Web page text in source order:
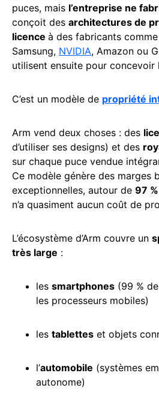
puces, mais l’entreprise ne
conçoit des architectures de
licence à des fabricants
Samsung, NVIDIA, Amazon ou
utilisent ensuite pour concevoir
C’est un modèle de propriété
Arm vend deux choses : des
d’utiliser ses designs) et des
sur chaque puce vendue
Ce modèle génère des marges
exceptionnelles, autour de 97 %
n’a quasiment aucun coût de
L’écosystème d’Arm couvre un
très large :
les smartphones (99 %
les processeurs mobiles)
les tablettes et objets
l’automobile (systèmes
autonome)